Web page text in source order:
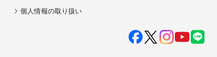
個人情報の取り扱い